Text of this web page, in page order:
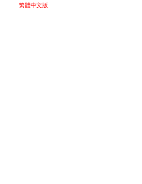
繁體中文版